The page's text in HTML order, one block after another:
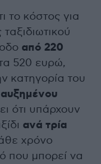
το κόστος για
από 220
520 ευρώ,
κατηγορία του
ότι υπάρχουν
ανά τρία
χρόνο
που μπορεί να